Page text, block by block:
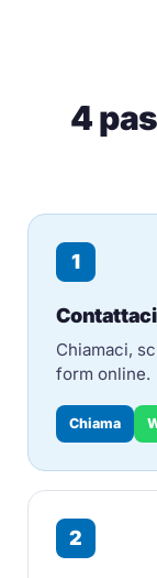
4
1
Contattaci
Chiamaci,
form online.
Chiama
2